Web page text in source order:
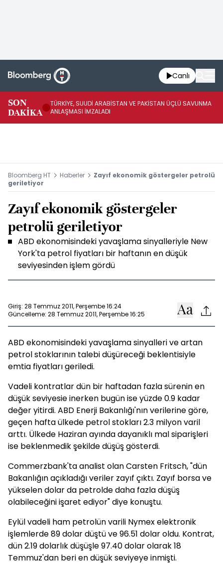
Canlı
SON
DAKİKA
TÜRKİYE, SUUDİ ARABİSTAN VE PAKİSTAN ÜÇLÜ SAVUNMA
ANLAŞMASI İMZALADI
Bloomberg HT Haberler
Zayıf ekonomik göstergeler petrolü
geriletiyor
Zayıf ekonomik göstergeler
petrolü geriletiyor
ABD ekonomisindeki yavaşlama sinyalleriyle New
York'ta petrol fiyatları bir haftanın en düşük
seviyesinden işlem gördü
Giriş: 28 Temmuz 2011, Perşembe 16:24
Güncelleme: 28 Temmuz 2011, Perşembe 16:25
ABD ekonomisindeki yavaşlama sinyalleri ve artan
petrol stoklarının talebi düşüreceği beklentisiyle
emtia fiyatları geriledi.
Vadeli kontratlar dün bir haftadan fazla sürenin en
düşük seviyesie inerken bugün ise yüzde 0.9 kadar
değer yitirdi. ABD Enerji Bakanlığı'nın verilerine göre,
geçen hafta ülkede petrol stokları 2.3 milyon varil
arttı. Ülkede Haziran ayında dayanıklı mal siparişleri
ise beklenmedik şekilde düşüş gösterdi.
Commerzbank'ta analist olan Carsten Fritsch, "dün
Bakanlığın açıkladığı veriler zayıf çıktı. Zayıf borsa ve
yükselen dolar da petrolde daha fazla düşüş
olabileceğini işaret ediyor" diye konuştu.
Eylül vadeli ham petrolün varili Nymex elektronik
işlemlerde 89 dolar düştü ve 96.51 dolar oldu. Kontrat,
dün 2.19 dolarlık düşüşle 97.40 dolar olarak 18
Temmuz'dan beri en düşük seviyeye inmişti.